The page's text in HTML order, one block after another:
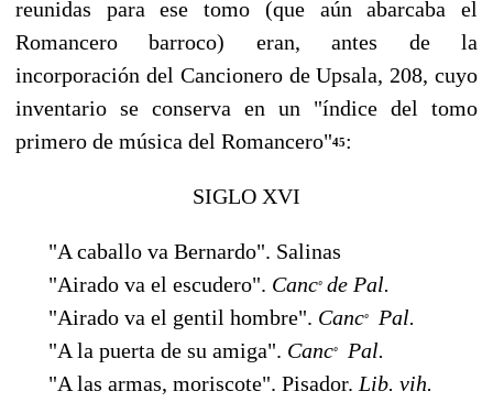
reunidas para ese tomo (que aún abarcaba el
Romancero barroco) eran, antes de la
incorporación del Cancionero de Upsala, 208, cuyo
in­ventario se conserva en un "índice del tomo
primero de música del Romancero"45:
SIGLO XVI
"A caballo va Bernardo". Salinas
"Airado va el escudero". Cancºde Pal.
"Airado va el gentil hombre". CancºPal.
"A la puerta de su amiga". CancºPal.
"A las armas, moriscote". Pisador. Lib. vih.